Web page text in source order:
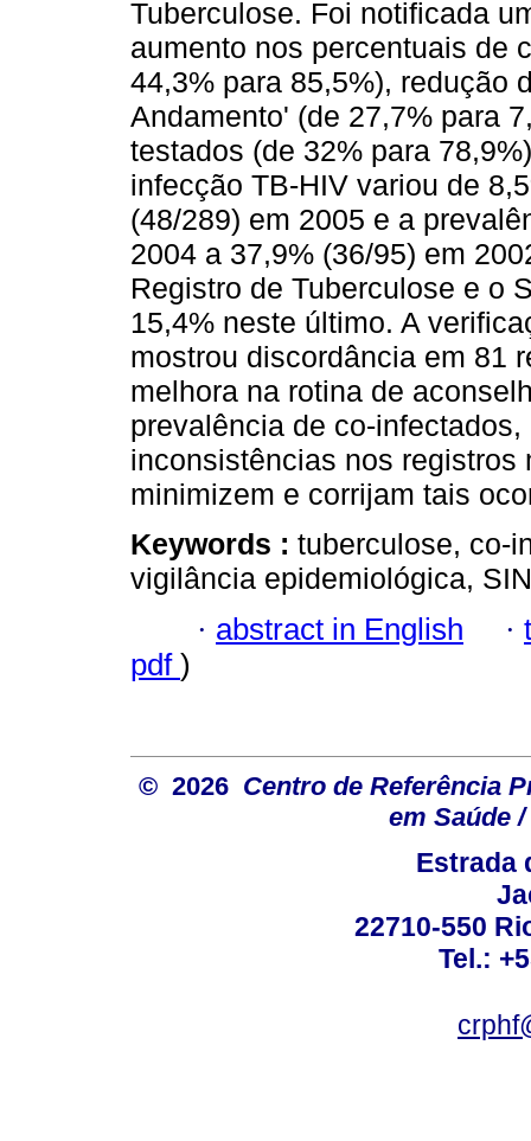
Tuberculose. Foi notificada
aumento nos percentuais de
44,3% para 85,5%), redução
Andamento' (de 27,7% para
testados (de 32% para
infecção TB-HIV variou de
(48/289) em 2005 e a
2004 a 37,9% (36/95) em
Registro de Tuberculose e o
15,4% neste último. A
mostrou discordância em 81
melhora na rotina de
prevalência de co-
inconsistências nos registros
minimizem e corrijam tais
Keywords : tuberculose, co-
vigilância epidemiológica,
· abstract in English ·
pdf )
© 2026 Centro de Referência
em Saúde
Estrada
22710-550
Tel.: